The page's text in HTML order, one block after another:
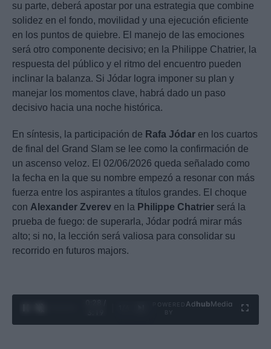
su parte, deberá apostar por una estrategia que combine
solidez en el fondo, movilidad y una ejecución eficiente
en los puntos de quiebre. El manejo de las emociones
será otro componente decisivo; en la Philippe Chatrier, la
respuesta del público y el ritmo del encuentro pueden
inclinar la balanza. Si Jódar logra imponer su plan y
manejar los momentos clave, habrá dado un paso
decisivo hacia una noche histórica.
En síntesis, la participación de Rafa Jódar en los cuartos
de final del Grand Slam se lee como la confirmación de
un ascenso veloz. El 02/06/2026 queda señalado como
la fecha en la que su nombre empezó a resonar con más
fuerza entre los aspirantes a títulos grandes. El choque
con Alexander Zverev en la Philippe Chatrier será la
prueba de fuego: de superarla, Jódar podrá mirar más
alto; si no, la lección será valiosa para consolidar su
recorrido en futuros majors.
Ad hubMedia